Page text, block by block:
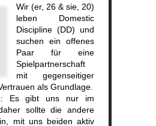
Wir (er, 26 & sie, 20)
leben Domestic
Discipline (DD) und
suchen ein offenes
Paar für eine
Spielpartnerschaft
mit gegenseitiger
als Grundlage.
Es gibt uns nur im
sollte die andere
mit uns beiden aktiv